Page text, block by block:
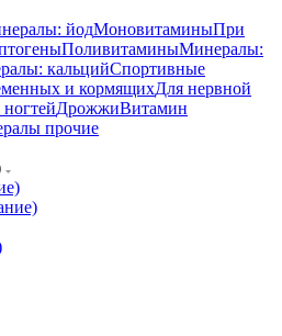
йодМоновитаминыПри
ПоливитаминыМинералы:
кальцийСпортивные
и кормящихДля нервной
ДрожжиВитамин
прочие